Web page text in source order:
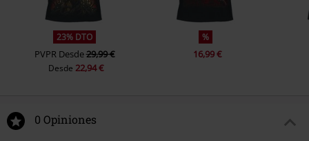
23% DTO
PVPR Desde29,99 €
Desde 22,94 €
%
16,99 €
0 Opiniones